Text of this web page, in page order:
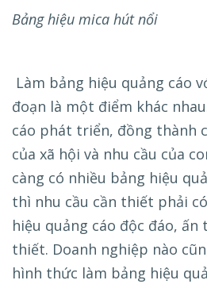
Bảng hiệu mica hút nổi
Làm bảng hiệu quảng cáo
đoạn là một điểm khác
cáo phát triển, đồng thành
của xã hội và nhu cầu của
càng có nhiều bảng hiệu
thì nhu cầu cần thiết phải
hiệu quảng cáo độc đáo, ấn
thiết. Doanh nghiệp nào
hình thức làm bảng hiệu